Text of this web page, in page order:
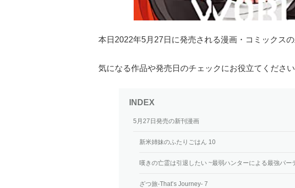
本日2022年5月27日に発売される漫画・コミックス
気になる作品や発売日のチェックにお役立てください
5月27日発売の新刊漫画
新米姉妹のふたりごはん 10
嘆きの亡霊は引退したい ~最弱ハンターによる最強パー
ざつ旅-That’s Journey- 7